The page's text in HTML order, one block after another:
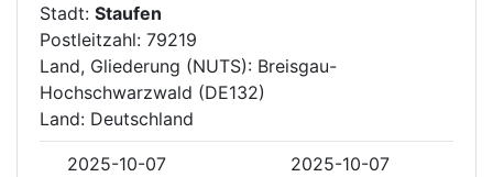
Stadt: Staufen
Postleitzahl: 79219
Land, Gliederung (NUTS): Breisgau-
Hochschwarzwald (DE132)
Land: Deutschland
2025-10-07
2025-10-07